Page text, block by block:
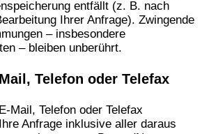
entfällt (z. B. nach
Ihrer Anfrage). Zwingende
– insbesondere
– bleiben unberührt.
Telefon oder Telefax
Mail, Telefon oder Telefax
Anfrage inklusive aller daraus